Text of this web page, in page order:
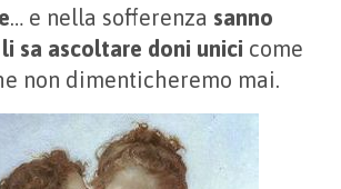
… e nella sofferenza sanno
sa ascoltare doni unici come
non dimenticheremo mai.